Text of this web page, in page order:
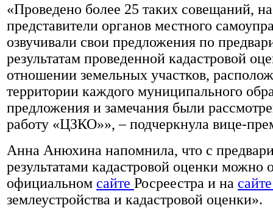
«Проведено более 25 таких совещаний,
представители органов местного
озвучивали свои предложения по
результатам проведенной кадастровой
отношении земельных участков,
территории каждого муниципального
предложения и замечания были
работу «ЦЗКО»», – подчеркнула вице-
Анна Анюхина напомнила, что с
результатами кадастровой оценки можно
официальном сайте Росреестра и на
землеустройства и кадастровой оценки».